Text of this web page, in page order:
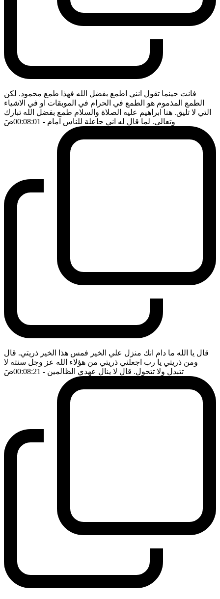
فانت حينما تقول انني اطمع بفضل الله فهذا طمع محمود. لكن
الطمع المذموم هو الطمع في الحرام في الموبقات او في الاشياء
التي لا تليق. هنا ابراهيم عليه الصلاة والسلام طمع بفضل الله تبارك
وتعالى. لما قال له اني جاعلة للناس امام - 00:08:01 ضَ
قال يا الله ما دام انك منزل علي الخير فمس هذا الخير ذريتي. قال
ومن ذريتي يا رب اجعلني ذريتي من هؤلاء الله عز وجل سنته لا
تتبدل ولا تتحول. قال لا ينال عهدي الظالمين - 00:08:21 ضَ